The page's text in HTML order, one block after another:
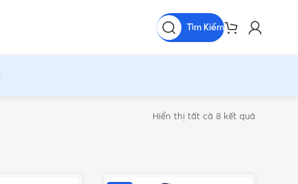
Tìm Kiếm
Hiển thị tất cả 8 kết quả